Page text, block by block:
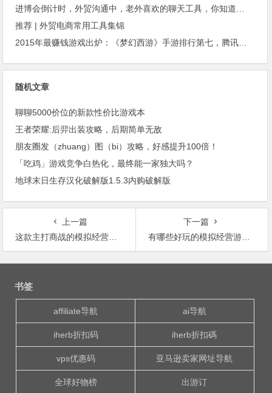
推荐 | 外贸电商常用工具集锦
随机文章
聊聊5000价位的新款性价比游戏本
王者荣耀:后羿出装攻略，后期简单无敌
朋友圈发（zhuang）图（bi）攻略，好感提升100倍！
「吃鸡」游戏竞争白热化，最终能一家独大吗？
地球末日生存汉化破解版1.5.3内购破解版
上一篇
这款主打商战的模拟经营游戏又要出续作了
下一篇
有哪些好玩的模拟经营游戏？
文
书签
affiliate导航 ai导航
iherb折扣码 iherb折扣碼
vps优惠码 亚马逊卖家网址导航
全球好物榜 出游订